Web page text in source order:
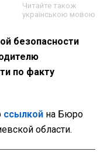
Читайте також
українською мовою
безопасности
по факту
ссылкой на Бюро
области.